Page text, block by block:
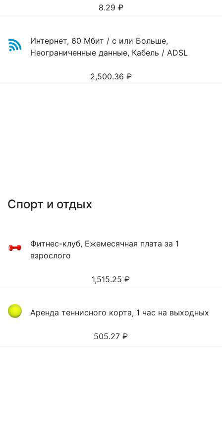
8.29 ₽
Интернет, 60 Мбит / с или Больше,
Неограниченные данные, Кабель / ADSL
2,500.36 ₽
Спорт и отдых
Фитнес-клуб, Ежемесячная плата за 1
взрослого
1,515.25 ₽
Аренда теннисного корта, 1 час на выходных
505.27 ₽